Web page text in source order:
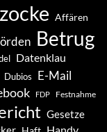
Affären
Betrug
Datenklau
Dubios E-Mail
FDP Festnahme
Gesetze